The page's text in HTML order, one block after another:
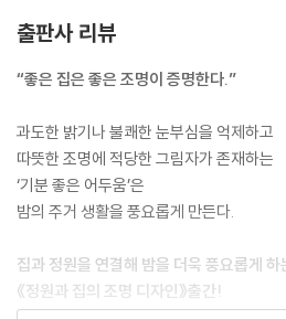
에필로그 / 사례 제공
출판사 리뷰
“좋은 집은 좋은 조명이 증명한다.”
과도한 밝기나 불쾌한 눈부심을 억제하고
따뜻한 조명에 적당한 그림자가 존재하는
‘기분 좋은 어두움’은
밤의 주거 생활을 풍요롭게 만든다.
집과 정원을 연결해 밤을 더욱 풍요롭게
《정원과 집의 조명 디자인》출간!